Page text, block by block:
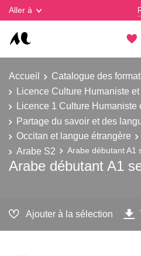
Aller à
Accueil Catalogue des
Licence Culture Humaniste
Licence 1 Culture Humaniste
Partage du savoir et des
Occitan et langue étrangère
Arabe S2
Arabe débutant A1
Arabe débutant A1
Ajouter à la sélection
Gestion des cookies